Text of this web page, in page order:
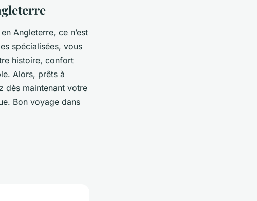
Angleterre, ce n’est
spécialisées, vous
histoire, confort
Alors, prêts à
dès maintenant votre
Bon voyage dans